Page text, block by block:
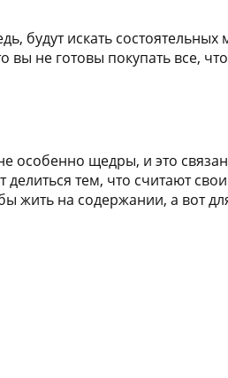
будут искать состоятельных
не готовы покупать все, что
особенно щедры, и это
тем, что считают
жить на содержании, а вот